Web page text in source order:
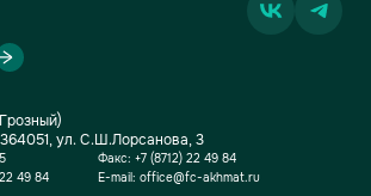
ул. С.Ш.Лорсанова, 3
49 84
Факс: +7 (8712) 22 49 84
E-mail: office@fc-akhmat.ru